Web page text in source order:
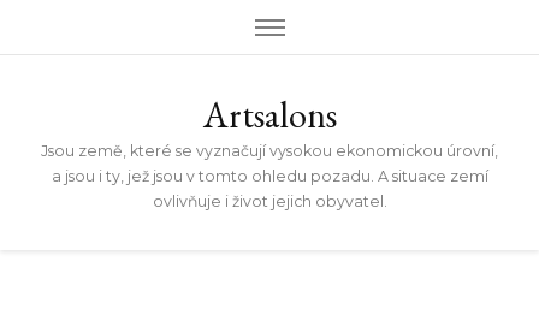
Artsalons
Jsou země, které se vyznačují vysokou ekonomickou úrovní,
a jsou i ty, jež jsou v tomto ohledu pozadu. A situace zemí
ovlivňuje i život jejich obyvatel.